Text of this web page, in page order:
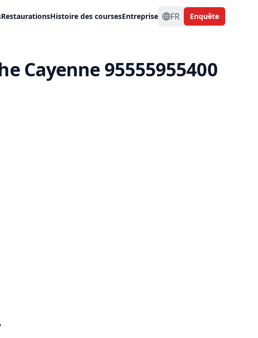
RestaurationsHistoire des coursesEntreprise FR Enquête
Cayenne 95555955400